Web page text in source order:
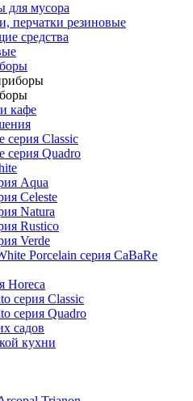
для мусора
перчатки резиновые
средства
кафе
серия Classic
серия Quadro
Aqua
Celeste
Natura
Rustico
Verde
Porcelain серия CaBaRe
Horeca
серия Classic
серия Quadro
садов
кухни